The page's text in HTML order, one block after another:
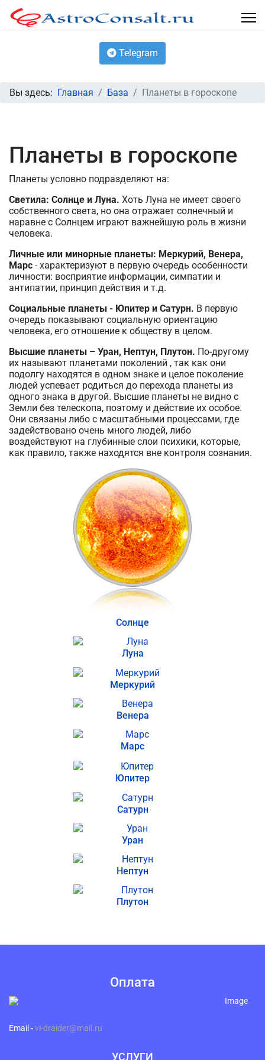
Telegram
Вы здесь: Главная База Планеты в гороскопе
Планеты в гороскопе
Планеты условно подразделяют на:
Светила: Солнце и Луна. Хоть Луна не имеет своего
собственного света, но она отражает солнечный и
наравне с Солнцем играют важнейшую роль в жизни
человека.
Личные или минорные планеты: Меркурий, Венера,
Марс - характеризуют в первую очередь особенности
личности: восприятие информации, симпатии и
антипатии, принцип действия и т.д.
Социальные планеты - Юпитер и Сатурн. В первую
очередь показывают социальную ориентацию
человека, его отношение к обществу в целом.
Высшие планеты – Уран, Нептун, Плутон. По-другому
их называют планетами поколений , так как они
подолгу находятся в одном знаке и целое поколение
людей успевает родиться до перехода планеты из
одного знака в другой. Высшие планеты не видно с
Земли без телескопа, поэтому и действие их особое.
Они связаны либо с масштабными процессами, где
задействовано очень много людей, либо
воздействуют на глубинные слои психики, которые,
как правило, также находятся вне контроля сознания.
Солнце
Луна
Меркурий
Венера
Марс
Юпитер
Сатурн
Уран
Нептун
Плутон
Оплата
Email -vi-draider@mail.ru
УСЛУГИ